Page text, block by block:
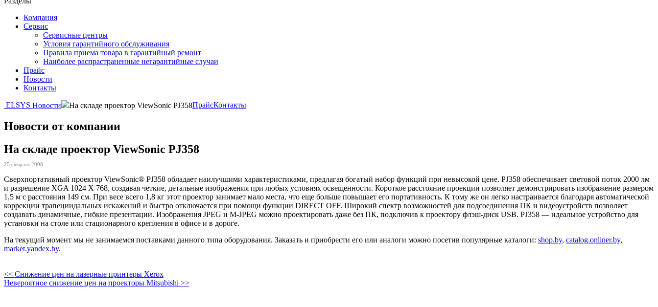
Компания
Сервис
Сервисные центры
Условия гарантийного обслуживания
Правила приема товара в гарантийный ремонт
Наиболее распрастраненные негарантийные случаи
Прайс
Новости
Контакты
ELSYS Новости На складе проектор ViewSonic PJ358ПрайсКонтакты
Новости от компании
На складе проектор ViewSonic PJ358
25 февраля 2008
Сверхпортативный проектор ViewSonic® PJ358 обладает наилучшими характеристиками, предлагая богатый набор функций при невысокой цене. PJ358 обеспечивает световой поток 2000 лм
и разрешение XGA 1024 X 768, создавая четкие, детальные изображения при любых условиях освещенности. Короткое расстояние проекции позволяет демонстрировать изображение размером
1,5 м с расстояния 149 см. При весе всего 1,8 кг этот проектор занимает мало места, что еще больше повышает его портативность. К тому же он легко настраивается благодаря автоматической
коррекции трапециидальных искажений и быстро отключается при помощи функции DIRECT OFF. Широкий спектр возможностей для подсоединения ПК и видеоустройств позволяет
создавать динамичные, гибкие презентации. Изображения JPEG и M-JPEG можно проектировать даже без ПК, подключив к проектору флэш-диск USB. PJ358 — идеальное устройство для
установки на столе или стационарного крепления в офисе и в дороге.
На текущий момент мы не занимаемся поставками данного типа оборудования. Заказать и приобрести его или аналоги можно посетив популярные каталоги: shop.by, catalog.onliner.by,
market.yandex.by.
<< Снижение цен на лазерные принтеры Xerox
Невероятное снижение цен на проекторы Mitsubishi >>